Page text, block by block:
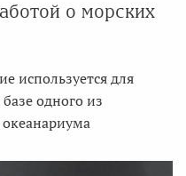
о морских
используется для
одного из